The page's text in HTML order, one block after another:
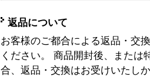
返品について
お客様のご都合による返品・交
ください。 商品開封後、または
合、返品・交換はお受けいたし